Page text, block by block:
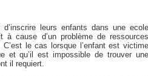
leurs enfants dans une ecole
cause d’un problème de ressources
le cas lorsque l’enfant est victime
et qu’il est impossible de trouver une
il requiert.